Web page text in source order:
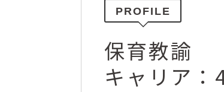
PROFILE
保育教諭
キャリア：